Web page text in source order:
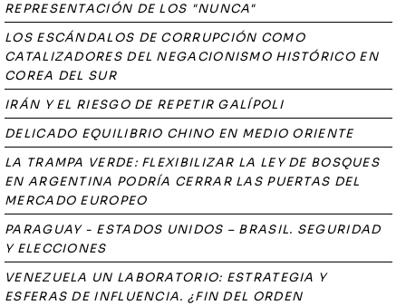
REPRESENTACIÓN DE LOS "NUNCA"
LOS ESCÁNDALOS DE CORRUPCIÓN COMO
CATALIZADORES DEL NEGACIONISMO HISTÓRICO EN
COREA DEL SUR
IRÁN Y EL RIESGO DE REPETIR GALÍPOLI
DELICADO EQUILIBRIO CHINO EN MEDIO ORIENTE
LA TRAMPA VERDE: FLEXIBILIZAR LA LEY DE BOSQUES
EN ARGENTINA PODRÍA CERRAR LAS PUERTAS DEL
MERCADO EUROPEO
PARAGUAY - ESTADOS UNIDOS – BRASIL. SEGURIDAD
Y ELECCIONES
VENEZUELA UN LABORATORIO: ESTRATEGIA Y
ESFERAS DE INFLUENCIA. ¿FIN DEL ORDEN